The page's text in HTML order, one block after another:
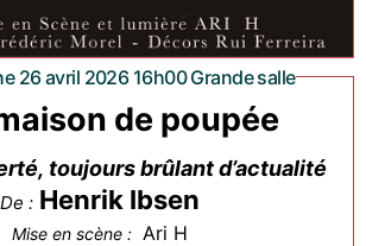
26 avril 2026 16h00 Grande salle
de poupée
toujours brûlant d’actualité
De : Henrik Ibsen
Mise en scène : Ari H